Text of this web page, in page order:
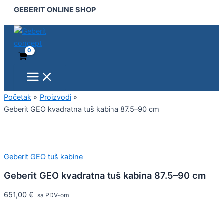
Pređi
sadržaj
GEBERIT ONLINE SHOP
Menu
Početak
Proizvodi
Geberit GEO kvadratna tuš kabina 87.5–90 cm
Geberit GEO tuš kabine
Geberit GEO kvadratna tuš kabina 87.5–90 cm
651,00 € sa PDV-om
GEO
kvadratna
kabina
87.5–
količina